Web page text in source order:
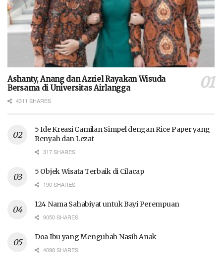
Ashanty, Anang dan Azriel Rayakan Wisuda
Bersama di Universitas Airlangga
4311 SHARES
5 Ide Kreasi Camilan Simpel dengan Rice Paper yang
Renyah dan Lezat
317 SHARES
5 Objek Wisata Terbaik di Cilacap
190 SHARES
124 Nama Sahabiyat untuk Bayi Perempuan
9050 SHARES
Doa Ibu yang Mengubah Nasib Anak
4098 SHARES